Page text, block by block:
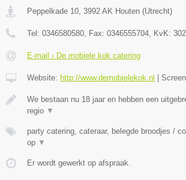
Peppelkade 10, 3992 AK Houten (Utrecht)
Tel: 0346580580, Fax: 0346555704, KvK:
E-mail › De mobiele kok catering
Website: http://www.demobielekok.nl
We bestaan nu 18 jaar en hebben een
regio ▼
party catering, cateraar, belegde broodjes /
op ▼
Er wordt gewerkt op afspraak.